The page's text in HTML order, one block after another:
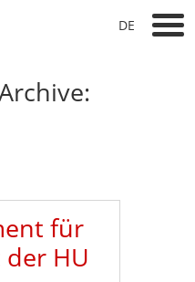
DE
für
der HU